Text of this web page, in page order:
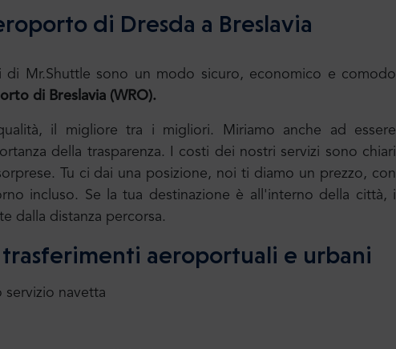
di Dresda a Breslavia
di Mr.Shuttle sono un modo sicuro, economico e comodo
di Breslavia (WRO).
il migliore tra i migliori. Miriamo anche ad essere
della trasparenza. I costi dei nostri servizi sono chiari
Tu ci dai una posizione, noi ti diamo un prezzo, con
incluso. Se la tua destinazione è all'interno della città, i
dalla distanza percorsa.
aeroportuali e urbani
servizio navetta